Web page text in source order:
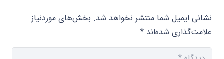
نشانی ایمیل شما منتشر نخواهد شد. بخش‌های موردنیاز
علامت‌گذاری شده‌اند *